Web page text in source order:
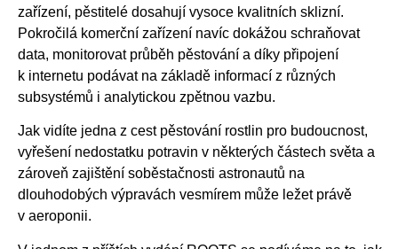
zařízení, pěstitelé dosahují vysoce kvalitních sklizní.
Pokročilá komerční zařízení navíc dokážou schraňovat
data, monitorovat průběh pěstování a díky připojení
k internetu podávat na základě informací z různých
subsystémů i analytickou zpětnou vazbu.
Jak vidíte jedna z cest pěstování rostlin pro budoucnost,
vyřešení nedostatku potravin v některých částech světa a
zároveň zajištění soběstačnosti astronautů na
dlouhodobých výpravách vesmírem může ležet právě
v aeroponii.